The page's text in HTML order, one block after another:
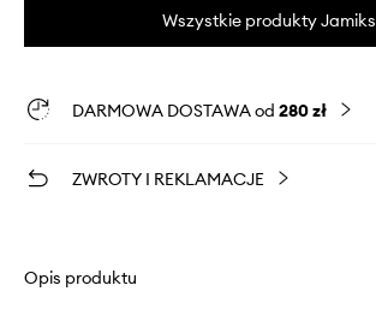
Wszystkie produkty Jamiks
DARMOWA DOSTAWA od 280 zł
ZWROTY I REKLAMACJE
Opis produktu